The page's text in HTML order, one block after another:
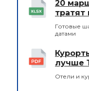
20
тратят
Готовые
датами
лучше
Отели и